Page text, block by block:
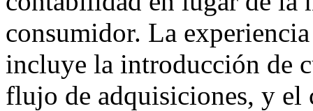
consumidor. La
incluye la introducción de
flujo de adquisiciones, y el